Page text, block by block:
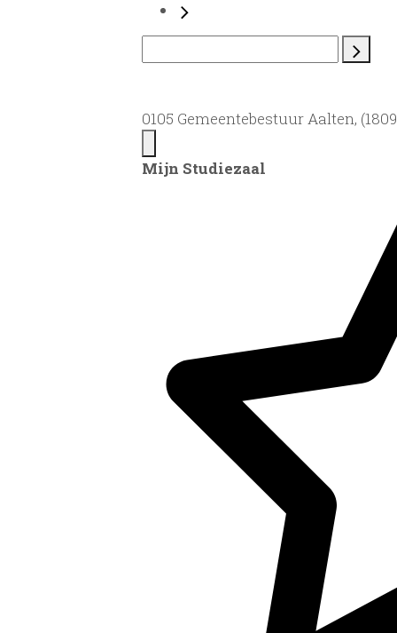
0105 Gemeentebestuur Aalten,
Mijn Studiezaal